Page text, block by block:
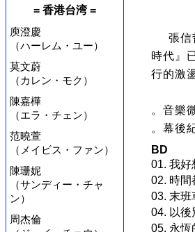
= 香港台湾 =
庾澄慶
（ハーレム・ユー）
莫文蔚
（カレン・モク）
陳嘉樺
（エラ・チェン）
范曉萱
（メイビス・ファン）
陳珊妮
（サンディー・チャ
ン）
周杰倫
張信
時代』
行的激
。音樂
。幕後
BD
01. 我好
02. 時間
03. 末班
04. 以後
05. 永恆